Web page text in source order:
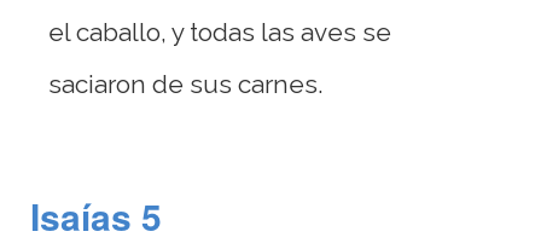
el caballo, y todas las aves se
saciaron de sus carnes.
Isaías 5